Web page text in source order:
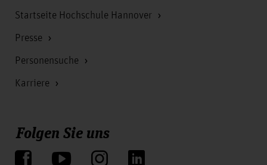
Startseite Hochschule Hannover
Presse
Personensuche
Karriere
Folgen Sie uns